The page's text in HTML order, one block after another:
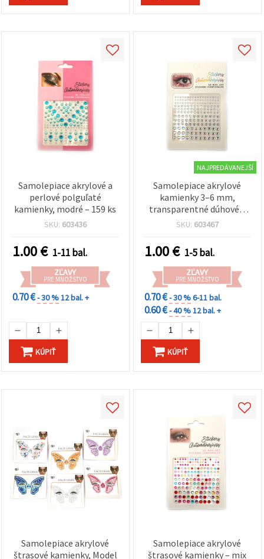
Samolepiace akrylové a
perlové polguľaté
kamienky, modré – 159 ks
SKU: 603436
1.00€ 1-11 bal.
ZĽAVY
PRE MNOŽSTVO
0.70 €- 30 %12 bal. +
KÚPIŤ
NAJPREDÁVANEJŠÍ
Samolepiace akrylové
kamienky 3–6 mm,
transparentné dúhové –
165 ks
SKU: 603467
1.00€ 1-5 bal.
ZĽAVY
PRE MNOŽSTVO
0.70 €- 30 %6-11 bal.
0.60 €- 40 %12 bal. +
KÚPIŤ
Samolepiace akrylové
štrasové kamienky, Model
Samolepiace akrylové
štrasové kamienky – mix